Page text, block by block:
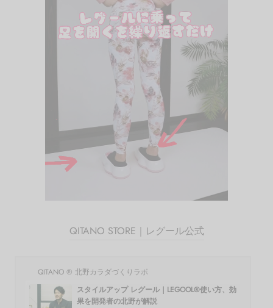
QITANO STORE｜レグール公式
QITANO ® 北野カラダづくりラボ
スタイルアップ レグール｜LEGOOL®使い方、効
果を開発者の北野が解説